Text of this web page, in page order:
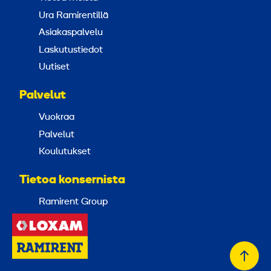
Ura Ramirentillä
Asiakaspalvelu
Laskutustiedot
Uutiset
Palvelut
Vuokraa
Palvelut
Koulutukset
Tietoa konsernista
Ramirent Group